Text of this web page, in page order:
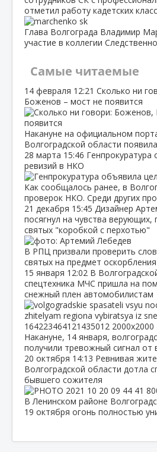
отметил работу кадетских
Глава Волгограда Владимир
участие в коллегии
Самые читаемые
14 февраля 12:21 Сколько ни
Боженов – мост не появится
Накануне на официальном
Волгоградской области
28 марта 15:46 Генпрокуратура
ревизий в НКО
Как сообщалось ранее, в
проверок НКО. Среди других
21 декабря 15:45 Дизайнер
посягнул на чувства
святых "коробкой с перхотью"
В РПЦ призвали проверить
святых на предмет
15 января 12:02 В
спецтехника МЧС пришла на
снежный плен автомобилистам
Накануне, 14 января,
получили тревожный сигнал от
20 октября 14:13 Ревнивая
Волгоградской области дотла
бывшего сожителя
В Ленинском районе
19 октября огонь полностью